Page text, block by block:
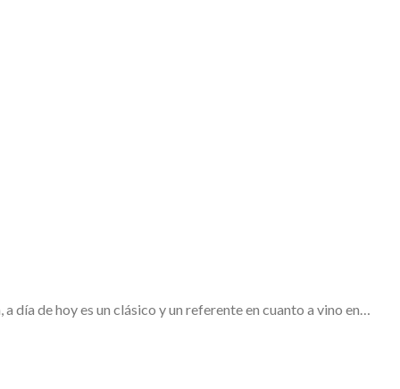
de hoy es un clásico y un referente en cuanto a vino en…